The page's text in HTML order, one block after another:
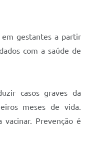
em gestantes a partir
com a saúde de
casos graves da
meses de vida.
vacinar. Prevenção é